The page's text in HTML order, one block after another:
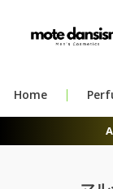
Home